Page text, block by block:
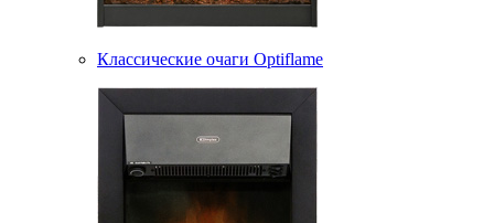
Классические очаги Optiflame